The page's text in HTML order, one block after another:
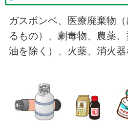
ガスボンベ、医療廃棄物
るもの）、劇毒物、農薬
油を除く）、火薬、消火